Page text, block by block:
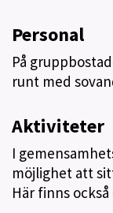
Personal
På
runt med
Aktiviteter
I
möjlighet att
Här finns